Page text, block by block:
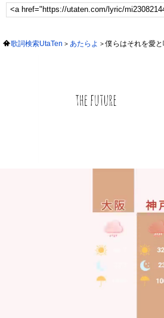
歌詞検索UtaTen あたらよ 僕らはそれを愛